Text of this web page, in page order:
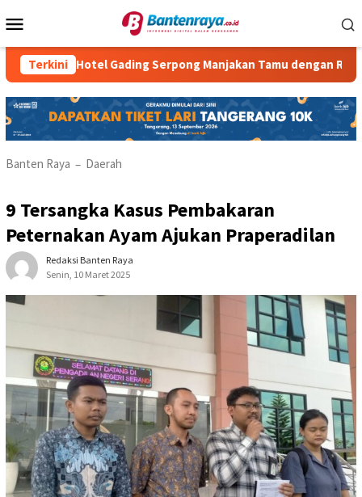
ke
Mobile
Terkini
Hotel Gading Serpong Manjakan Tamu dengan Robot Waiter
Banten Raya – Daerah
9 Tersangka Kasus Pembakaran
Peternakan Ayam Ajukan Praperadilan
Redaksi Banten Raya
Senin, 10 Maret 2025